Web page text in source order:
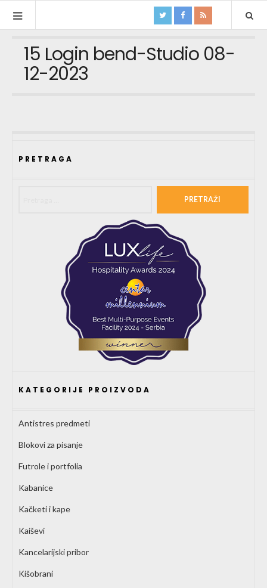
15 Login bend-Studio 08-
12-2023
PRETRAGA
KATEGORIJE PROIZVODA
Antistres predmeti
Blokovi za pisanje
Futrole i portfolia
Kabanice
Kačketi i kape
Kaiševi
Kancelarijski pribor
Kišobrani